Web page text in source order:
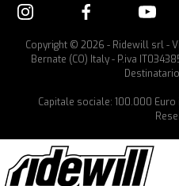
Copyright © 2026 - Ridewill srl -
Bernate (CO) Italy - P.iva
Capitale sociale: 100.000